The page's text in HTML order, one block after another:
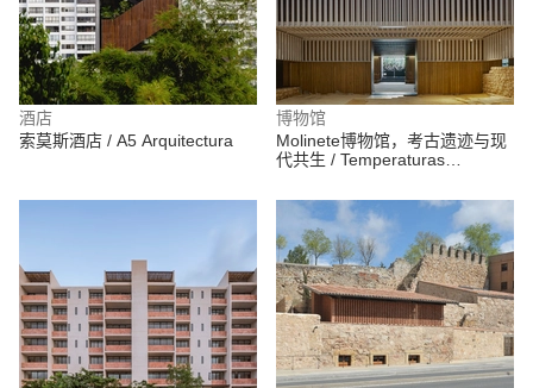
酒店
索莫斯酒店 / A5 Arquitectura
博物馆
Molinete博物馆，考古遗迹与现
代共生 / Temperaturas